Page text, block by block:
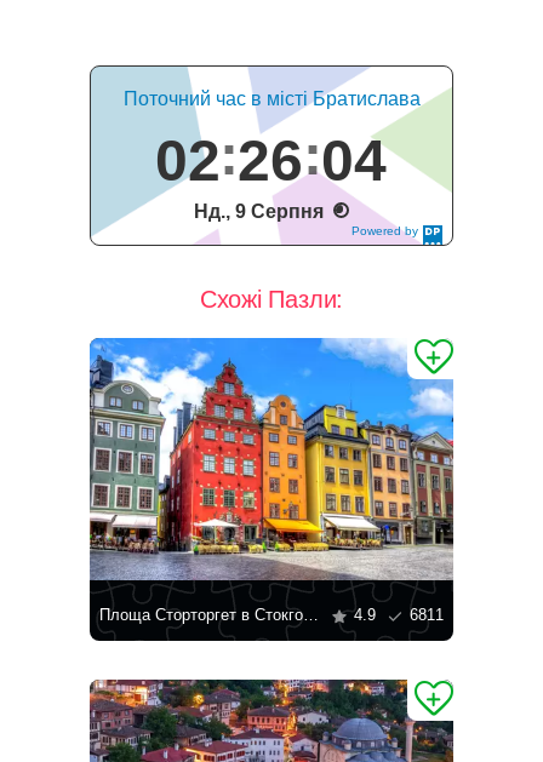
Powered by
DaysPedia.c
Поточний час в місті Братислава
02 26 04
Нд., 9 Серпня
Схожі Пазли:
Площа Сторторгет в Стокгольмі 4.9 6811